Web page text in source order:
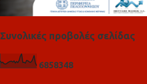
Συνολικές προβολές σελίδας
6858348